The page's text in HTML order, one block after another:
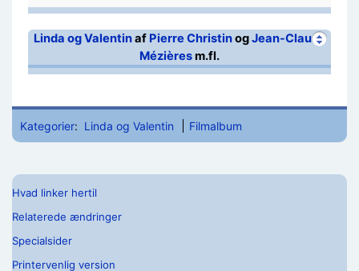
Linda og Valentinaf Pierre ChristinogJean-Claude
Mézièresm.fl.
Kategorier: Linda og Valentin Filmalbum
Hvad linker hertil
Relaterede ændringer
Specialsider
Printervenlig version